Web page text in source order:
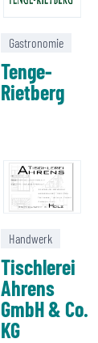
Gastronomie
Tenge-
Rietberg
Handwerk
Tischlerei
Ahrens
GmbH & Co.
KG